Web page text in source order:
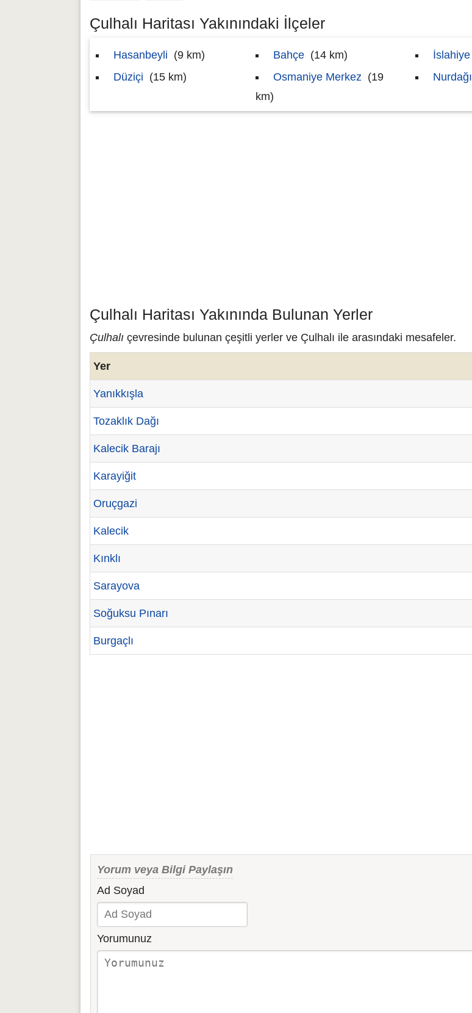
Çulhalı Haritası Yakınındaki İlçeler
Hasanbeyli (9 km)
Düziçi (15 km)
Bahçe (14 km)
Osmaniye Merkez (19
km)
İslahiye
Nurdağı
Çulhalı Haritası Yakınında Bulunan Yerler
Çulhalı çevresinde bulunan çeşitli yerler ve Çulhalı ile arasındaki mesafeler.
Yer
Yanıkkışla
Tozaklık Dağı
Kalecik Barajı
Karayiğit
Oruçgazi
Kalecik
Kınklı
Sarayova
Soğuksu Pınarı
Burgaçlı
Yorum veya Bilgi Paylaşın
Ad Soyad
Yorumunuz